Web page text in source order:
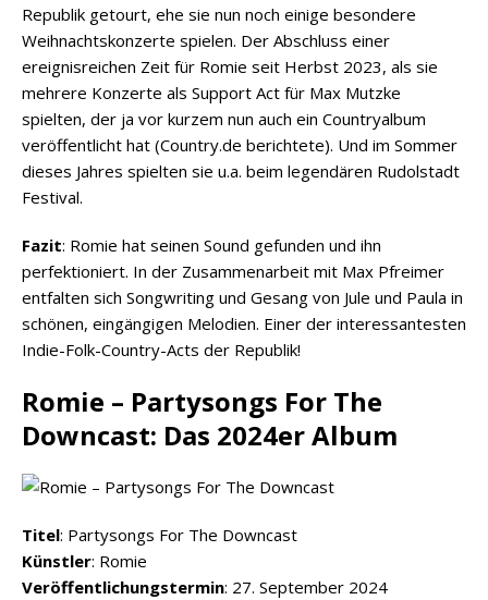
Republik getourt, ehe sie nun noch einige besondere
Weihnachtskonzerte spielen. Der Abschluss einer
ereignisreichen Zeit für Romie seit Herbst 2023, als sie
mehrere Konzerte als Support Act für Max Mutzke
spielten, der ja vor kurzem nun auch ein Countryalbum
veröffentlicht hat (Country.de berichtete). Und im Sommer
dieses Jahres spielten sie u.a. beim legendären Rudolstadt
Festival.
Fazit: Romie hat seinen Sound gefunden und ihn
perfektioniert. In der Zusammenarbeit mit Max Pfreimer
entfalten sich Songwriting und Gesang von Jule und Paula in
schönen, eingängigen Melodien. Einer der interessantesten
Indie-Folk-Country-Acts der Republik!
Romie – Partysongs For The
Downcast: Das 2024er Album
Titel: Partysongs For The Downcast
Künstler: Romie
Veröffentlichungstermin: 27. September 2024